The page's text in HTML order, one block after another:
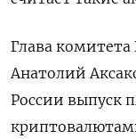
Глава
Анатолий
России выпуск